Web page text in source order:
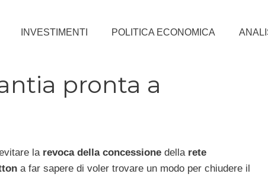
INVESTIMENTI POLITICA ECONOMICA
pronta a
la revoca della concessione della rete
a far sapere di voler trovare un modo per chiudere il